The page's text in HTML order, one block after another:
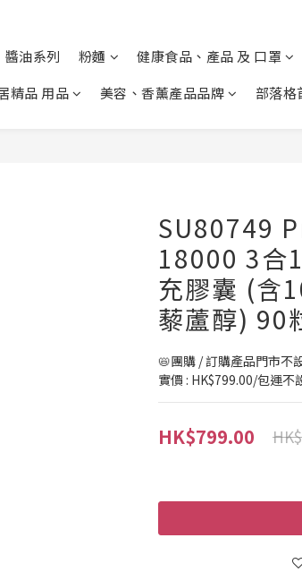
醬油系列 粉麵
健康食品、產品 及 口罩
精品 用品 美容、香薰產品品牌 部落格
SU80749
18000 3合
充膠囊 (含
藜蘆醇) 90
📛團購 / 訂購產品門市不
實價 : HK$799.00/包運不
HK$799.00